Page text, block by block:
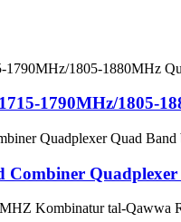
1790MHz/1805-
Combiner